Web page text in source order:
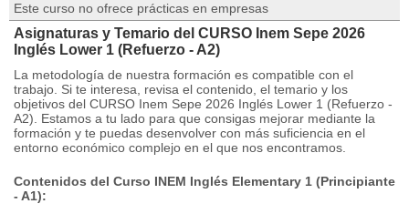
Este curso no ofrece prácticas en empresas
Asignaturas y Temario del CURSO Inem Sepe 2026
Inglés Lower 1 (Refuerzo - A2)
La metodología de nuestra formación es compatible con el
trabajo. Si te interesa, revisa el contenido, el temario y los
objetivos del CURSO Inem Sepe 2026 Inglés Lower 1 (Refuerzo -
A2). Estamos a tu lado para que consigas mejorar mediante la
formación y te puedas desenvolver con más suficiencia en el
entorno económico complejo en el que nos encontramos.
Contenidos del Curso INEM Inglés Elementary 1 (Principiante
- A1):